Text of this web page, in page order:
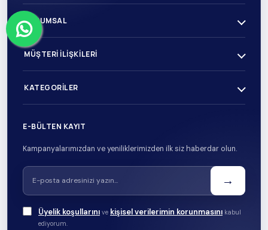
KURUMSAL
MÜŞTERI İLIŞKILERI
KATEGORILER
E-BÜLTEN KAYIT
Kampanyalarımızdan ve yeniliklerimizden ilk siz haberdar olun.
→
Üyelik koşullarını ve kişisel verilerimin korunmasını kabul
ediyorum.